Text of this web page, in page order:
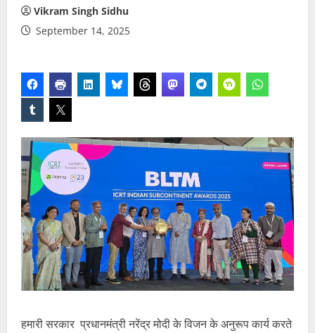
Vikram Singh Sidhu
September 14, 2025
हमारी सरकार प्रधानमंत्री नरेंद्र मोदी के विजन के अनुरूप कार्य करते